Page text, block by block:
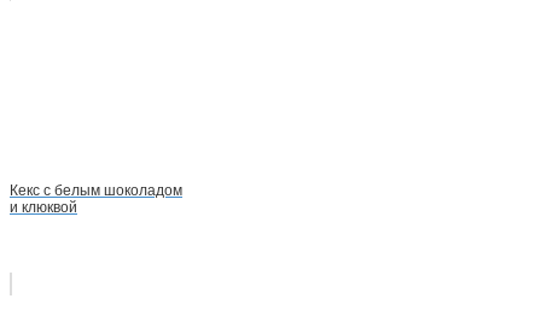
Кекс с белым шоколадом
и клюквой